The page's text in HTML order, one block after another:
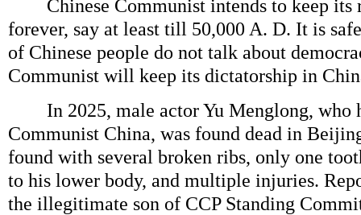
Chinese Communist intends to keep its
forever, say at least till 50,000 A. D. It is
of Chinese people do not talk about
Communist will keep its dictatorship in
In 2025, male actor Yu Menglong, who
Communist China, was found dead in
found with several broken ribs, only one
to his lower body, and multiple injuries.
the illegitimate son of CCP Standing